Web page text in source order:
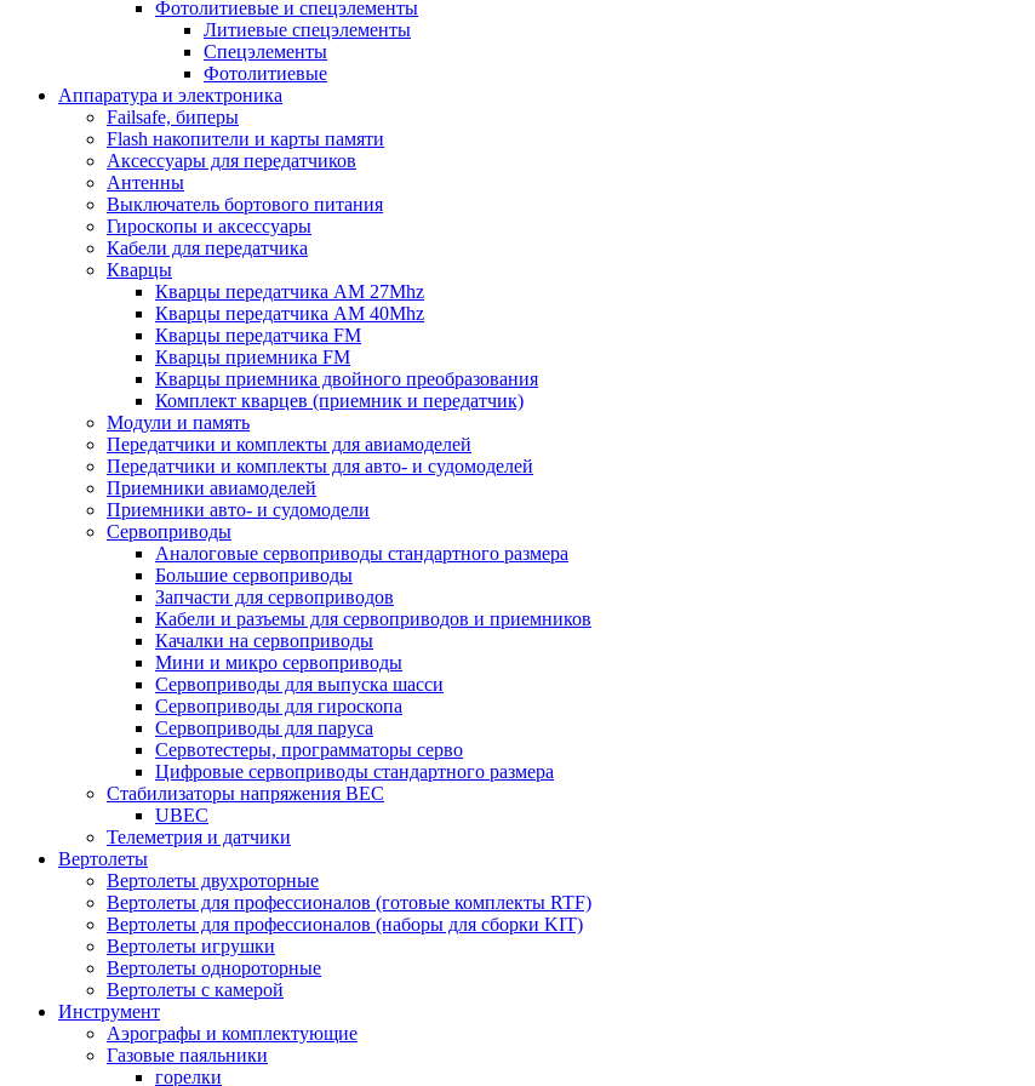
Фотолитиевые и спецэлементы
Литиевые спецэлементы
Спецэлементы
Фотолитиевые
Аппаратура и электроника
Failsafe, биперы
Flash накопители и карты памяти
Аксессуары для передатчиков
Антенны
Выключатель бортового питания
Гироскопы и аксессуары
Кабели для передатчика
Кварцы
Кварцы передатчика AM 27Mhz
Кварцы передатчика AM 40Mhz
Кварцы передатчика FM
Кварцы приемника FM
Кварцы приемника двойного преобразования
Комплект кварцев (приемник и передатчик)
Модули и память
Передатчики и комплекты для авиамоделей
Передатчики и комплекты для авто- и судомоделей
Приемники авиамоделей
Приемники авто- и судомодели
Сервоприводы
Аналоговые сервоприводы стандартного размера
Большие сервоприводы
Запчасти для сервоприводов
Кабели и разъемы для сервоприводов и приемников
Качалки на сервоприводы
Мини и микро сервоприводы
Сервоприводы для выпуска шасси
Сервоприводы для гироскопа
Сервоприводы для паруса
Сервотестеры, программаторы серво
Цифровые сервоприводы стандартного размера
Стабилизаторы напряжения BEC
UBEC
Телеметрия и датчики
Вертолеты
Вертолеты двухроторные
Вертолеты для профессионалов (готовые комплекты RTF)
Вертолеты для профессионалов (наборы для сборки KIT)
Вертолеты игрушки
Вертолеты однороторные
Вертолеты с камерой
Инструмент
Аэрографы и комплектующие
Газовые паяльники
горелки